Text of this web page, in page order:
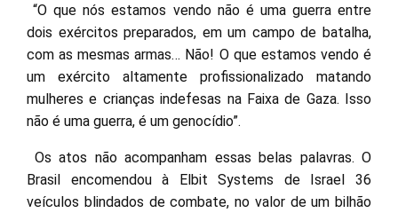
“O que nós estamos vendo não é uma guerra entre
dois exércitos preparados, em um campo de batalha,
com as mesmas armas… Não! O que estamos vendo é
um exército altamente profissionalizado matando
mulheres e crianças indefesas na Faixa de Gaza. Isso
não é uma guerra, é um genocídio”.
Os atos não acompanham essas belas palavras. O
Brasil encomendou à Elbit Systems de Israel 36
veículos blindados de combate, no valor de um bilhão